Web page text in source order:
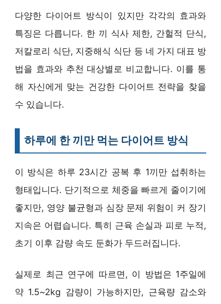
다양한 다이어트 방식이 있지만 각각의 효과와
특징은 다릅니다. 한 끼 식사 제한, 간헐적 단식,
저칼로리 식단, 지중해식 식단 등 네 가지 대표 방
법을 효과와 추천 대상별로 비교합니다. 이를 통
해 자신에게 맞는 건강한 다이어트 전략을 찾을
수 있습니다.
하루에 한 끼만 먹는 다이어트 방식
이 방식은 하루 23시간 공복 후 1끼만 섭취하는
형태입니다. 단기적으로 체중을 빠르게 줄이기에
좋지만, 영양 불균형과 심장 문제 위험이 커 장기
지속은 어렵습니다. 특히 근육 손실과 피로 누적,
초기 이후 감량 속도 둔화가 두드러집니다.
실제로 최근 연구에 따르면, 이 방법은 1주일에
약 1.5~2kg 감량이 가능하지만, 근육량 감소와